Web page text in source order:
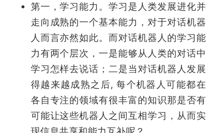
第一，学习能力。学习是人类发展进化并
走向成熟的一个基本能力，对于对话机器
人而言亦然如此。而对话机器人的学习能
力有两个层次，一是能够从人类的对话中
学习怎样去说话；二是当对话机器人发展
得越来越成熟之后, 每个机器人可能都在
各自专注的领域有很丰富的知识那是否有
可能让这些机器人之间互相学习，从而实